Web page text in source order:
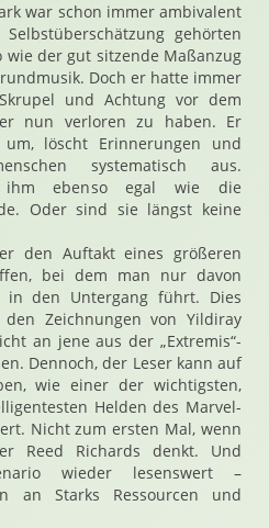
war schon immer ambivalent
gehörten
der gut sitzende Maßanzug
Doch er hatte immer
und Achtung vor dem
nun verloren zu haben. Er
löscht Erinnerungen und
systematisch aus.
ihm ebenso egal wie die
Oder sind sie längst keine
den Auftakt eines größeren
bei dem man nur davon
in den Untergang führt. Dies
Zeichnungen von Yildiray
an jene aus der „Extremis“-
Dennoch, der Leser kann auf
wie einer der wichtigsten,
Helden des Marvel-
Nicht zum ersten Mal, wenn
Reed Richards denkt. Und
wieder lesenswert –
an Starks Ressourcen und